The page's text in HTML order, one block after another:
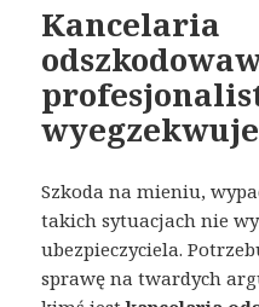
Kancelaria
Szkoda na mieniu,
takich sytuacjach nie
ubezpieczyciela.
sprawę na twardych